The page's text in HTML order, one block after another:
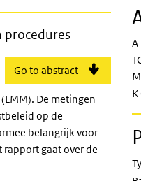
Go to abstract
De metingen
op de
belangrijk voor
rapport gaat over de
A